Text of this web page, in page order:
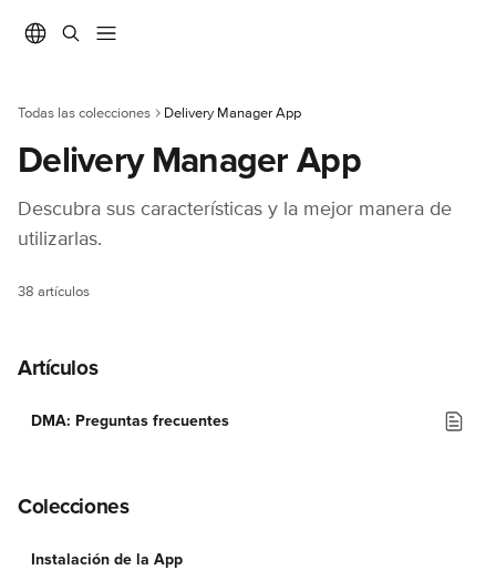
Todas las colecciones Delivery Manager App
Delivery Manager App
Descubra sus características y la mejor manera de
utilizarlas.
38 artículos
Artículos
DMA: Preguntas frecuentes
Colecciones
Instalación de la App